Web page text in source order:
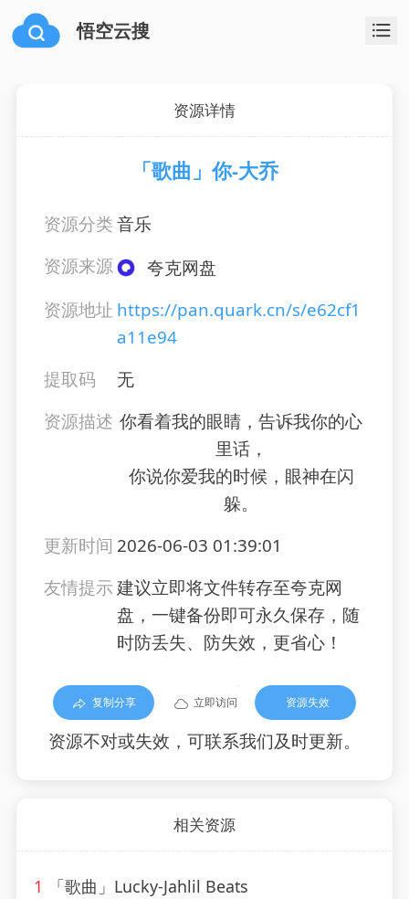
悟空云搜
资源详情
「歌曲」你-大乔
资源分类音乐
资源来源
夸克网盘
资源地址 https://pan.quark.cn/s/e62cf1
a11e94
提取码
无
资源描述 你看着我的眼睛，告诉我你的心
里话，
你说你爱我的时候，眼神在闪
躲。
更新时间 2026-06-03 01:39:01
友情提示建议立即将文件转存至夸克网
盘，一键备份即可永久保存，随
时防丢失、防失效，更省心！
复制分享 立即访问 资源失效
资源不对或失效，可联系我们及时更新。
相关资源
1 「歌曲」Lucky-Jahlil Beats